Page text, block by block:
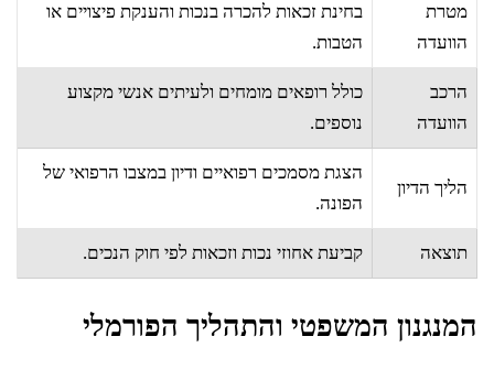
מטרת
הוועדה
בחינת זכאות להכרה בנכות והענקת פיצויים או
הטבות.
הרכב
הוועדה
כולל רופאים מומחים ולעיתים אנשי מקצוע
נוספים.
הליך הדיון
הצגת מסמכים רפואיים ודיון במצבו הרפואי של
הפונה.
תוצאה קביעת אחוזי נכות וזכאות לפי חוק הנכים.
המנגנון המשפטי והתהליך הפורמלי